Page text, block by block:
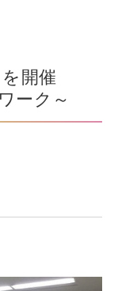
開催
ーク～